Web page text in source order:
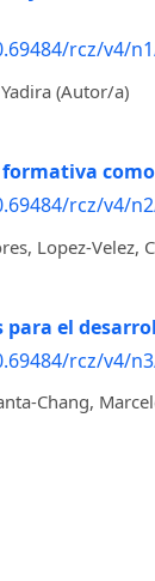
rcz/v4/
(Autor/a)
rcz/v4/
Lopez-Velez,
para el
rcz/v4/
Chang,